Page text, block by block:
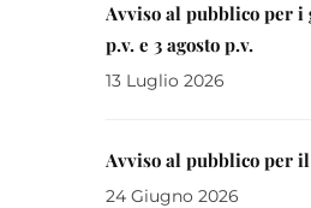
LE SEDI GORIZIANE DELL’UNIVERSITA’
DEGLI STUDI DI
2026
Avviso al pubblico per i
p.v. e 3 agosto p.v.
13 Luglio 2026
Avviso al pubblico per
24 Giugno 2026